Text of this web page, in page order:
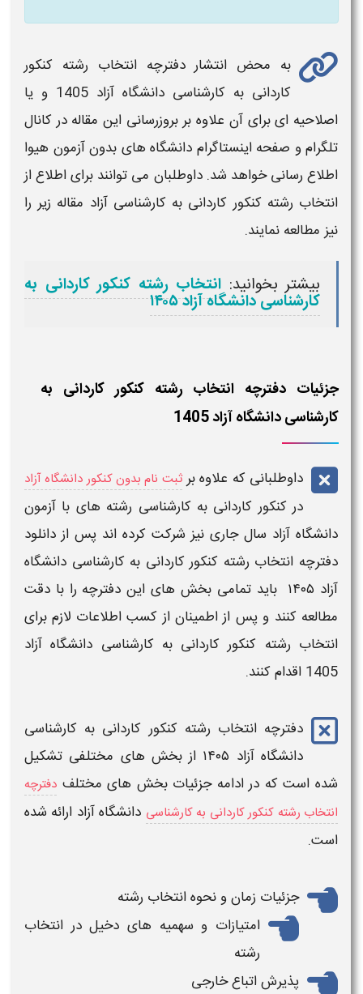
به محض انتشاردفترچه انتخاب رشته کنکور
کاردانی به کارشناسی دانشگاه آزاد 1405
و یا
اصلاحیه ای برای آن علاوه بر بروزرسانی این مقاله در کانال
تلگرام و صفحه اینستاگرام دانشگاه های بدون آزمون هیوا
اطلاع رسانی خواهد شد. داوطلبان می توانند برای اطلاع از
انتخاب رشته کنکور کاردانی به کارشناسی آزاد مقاله زیر را
نیز مطالعه نمایند.
بیشتر بخوانید: انتخاب رشته کنکور کاردانی به
کارشناسی دانشگاه آزاد ۱۴۰۵​
جزئیات دفترچه انتخاب رشته کنکور کاردانی به
کارشناسی دانشگاه آزاد 1405
داوطلبانی که علاوه برثبت نام بدون کنکور دانشگاه آزاد
در کنکور کاردانی به کارشناسی رشته های با آزمون
دانشگاه آزاد سال جاری نیز شرکت کرده اند پس ازدانلود
دفترچه انتخاب رشته کنکور کاردانی به کارشناسی دانشگاه
آزاد ۱۴۰۵
باید تمامی بخش های این دفترچه را با دقت
مطالعه کنند و پس از اطمینان از کسب اطلاعات لازم برای
انتخاب رشته کنکور کاردانی به کارشناسی دانشگاه آزاد
1405 اقدام کنند.
دفترچه انتخاب رشته کنکور کاردانی به کارشناسی
دانشگاه آزاد ۱۴۰۵
​ از بخش های مختلفی تشکیل
شده است که در ادامه جزئیات بخش های مختلف دفترچه
انتخاب رشته کنکور کاردانی به کارشناسی دانشگاه آزاد ارائه شده
است.
جزئیات زمان و نحوهانتخاب رشته
امتیازات و سهمیه های دخیل در انتخاب
رشته
پذیرش اتباع خارجی